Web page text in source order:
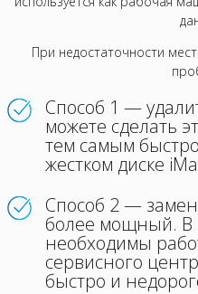
При недостаточности
Способ 1 —
можете сделать
тем самым
жестком диске
Способ 2 —
более мощный. В
необходимы
сервисного
быстро и